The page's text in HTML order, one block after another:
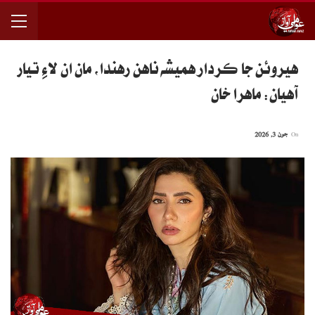
هيروئن جا ڪردار هميشه ناهن رهندا، مان ان لاءِ تيار
آهيان: ماهرا خان